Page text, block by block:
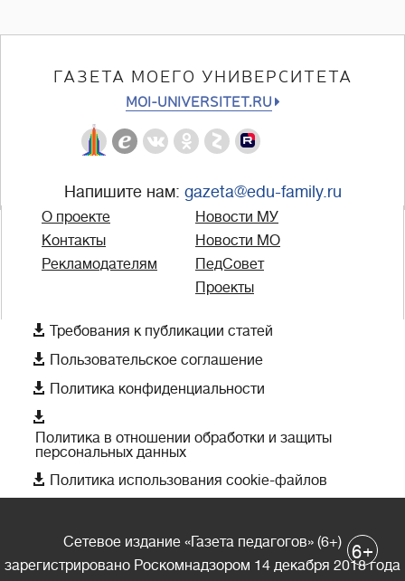
ГАЗЕТА МОЕГО УНИВЕРСИТЕТА
MOI-UNIVERSITET.RU
Напишите нам: gazeta@edu-family.ru
О проекте
Контакты
Рекламодателям
Новости МУ
Новости МО
ПедСовет
Проекты
 Требования к публикации статей
 Пользовательское соглашение
 Политика конфиденциальности

Политика в отношении обработки и защиты
персональных данных
 Политика использования cookie-файлов
Сетевое издание «Газета педагогов» (6+)
зарегистрировано Роскомнадзором 14 декабря 2018 года
6+